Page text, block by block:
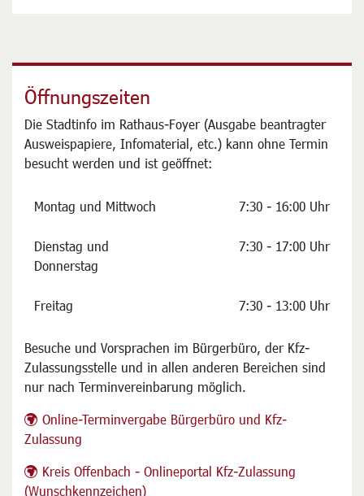
Öffnungszeiten
Die Stadtinfo im Rathaus-Foyer (Ausgabe beantragter
Ausweispapiere, Infomaterial, etc.) kann ohne Termin
besucht werden und ist geöffnet:
Montag und Mittwoch 7:30 - 16:00 Uhr
Dienstag und
Donnerstag
7:30 - 17:00 Uhr
Freitag 7:30 - 13:00 Uhr
Besuche und Vorsprachen im Bürgerbüro, der Kfz-
Zulassungsstelle und in allen anderen Bereichen sind
nur nach Terminvereinbarung möglich.
Online-Terminvergabe Bürgerbüro und Kfz-
Zulassung
Kreis Offenbach - Onlineportal Kfz-Zulassung
(Wunschkennzeichen)